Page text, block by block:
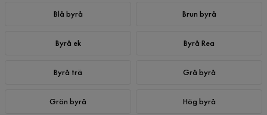
Blå byrå Brun byrå
Byrå ek Byrå Rea
Byrå trä Grå byrå
Grön byrå Hög byrå